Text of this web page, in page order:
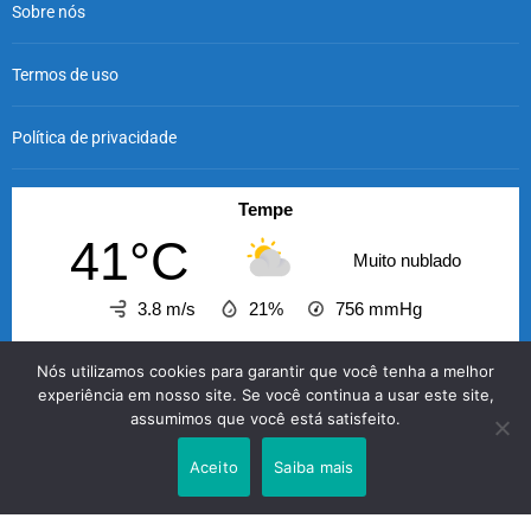
Sobre nós
Termos de uso
Política de privacidade
Tempe
41°C Muito nublado
3.8 m/s 21% 756 mmHg
41°C 40°C 39°C 38°C
O GABRIELENSE © 2026 - A informação com credibilidade
Nós utilizamos cookies para garantir que você tenha a melhor
experiência em nosso site. Se você continua a usar este site,
assumimos que você está satisfeito.
Aceito Saiba mais